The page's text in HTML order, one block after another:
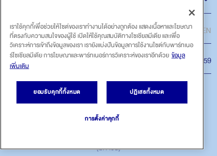
ภาษา
ไทย EN
สายด่วน โทร.1159
(มหาชน)
เราใช้คุกกี้เพื่อช่วยให้ไซต์ของเราทำงานได้อย่างถูกต้อง แสดงเนื้อหาและโฆษณา
ที่ตรงกับความสนใจของผู้ใช้ เปิดให้ใช้คุณสมบัติทางโซเชียลมีเดีย และเพื่อ
วิเคราะห์การเข้าถึงข้อมูลของเรา เรายังแบ่งปันข้อมูลการใช้งานไซต์กับพาร์ทเนอ
ร์โซเชียลมีเดีย การโฆษณาและพาร์ทเนอร์การวิเคราะห์ของเราอีกด้วย ข้อมูล
เพิ่มเติม
ยอมรับคุกกี้ทั้งหมด ปฏิเสธทั้งหมด
การตั้งค่าคุกกี้